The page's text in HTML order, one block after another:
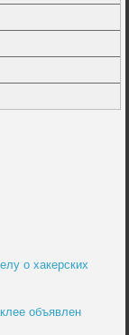
о хакерских
объявлен